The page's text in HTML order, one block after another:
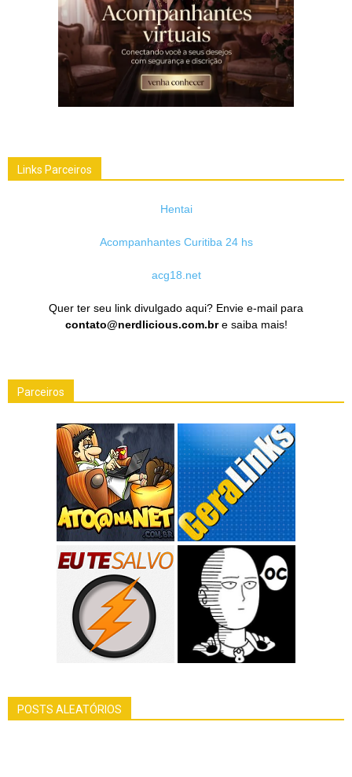
Links Parceiros
Hentai
Acompanhantes Curitiba 24 hs
acg18.net
Quer ter seu link divulgado aqui? Envie e-mail para
contato@nerdlicious.com.bre saiba mais!
Parceiros
POSTS ALEATÓRIOS